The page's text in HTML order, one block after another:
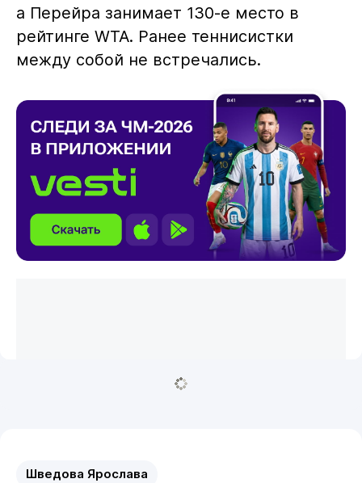
а Перейра занимает 130-е место в
рейтинге WTA. Ранее теннисистки
между собой не встречались.
Шведова Ярослава